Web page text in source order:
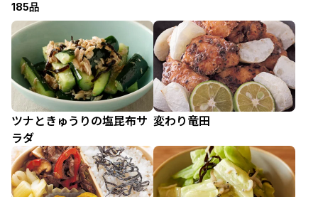
185品
ツナときゅうりの塩昆布サ
ラダ
変わり竜田